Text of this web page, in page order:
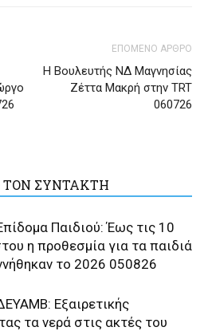
ΕΠΟΜΕΝΟ ΑΡΘΡΟ
Η Βουλευτής ΝΔ Μαγνησίας
Ζέττα Μακρή στην TRT
060726
ΤΟΝ ΣΥΝΤΑΚΤΗ
Παιδιού: Έως τις 10
η προθεσμία για τα παιδιά
το 2026 050826
Εξαιρετικής
τα νερά στις ακτές του